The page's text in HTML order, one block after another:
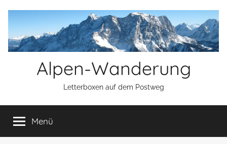
springen
Alpen-Wanderung
Letterboxen auf dem Postweg
Menü